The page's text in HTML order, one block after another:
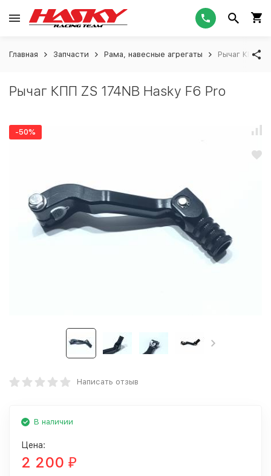
Главная Запчасти Рама, навесные агрегаты Рычаг КПП
Рычаг КПП ZS 174NB Hasky F6 Pro
-50%
Написать отзыв
В наличии
Цена:
2 200 ₽